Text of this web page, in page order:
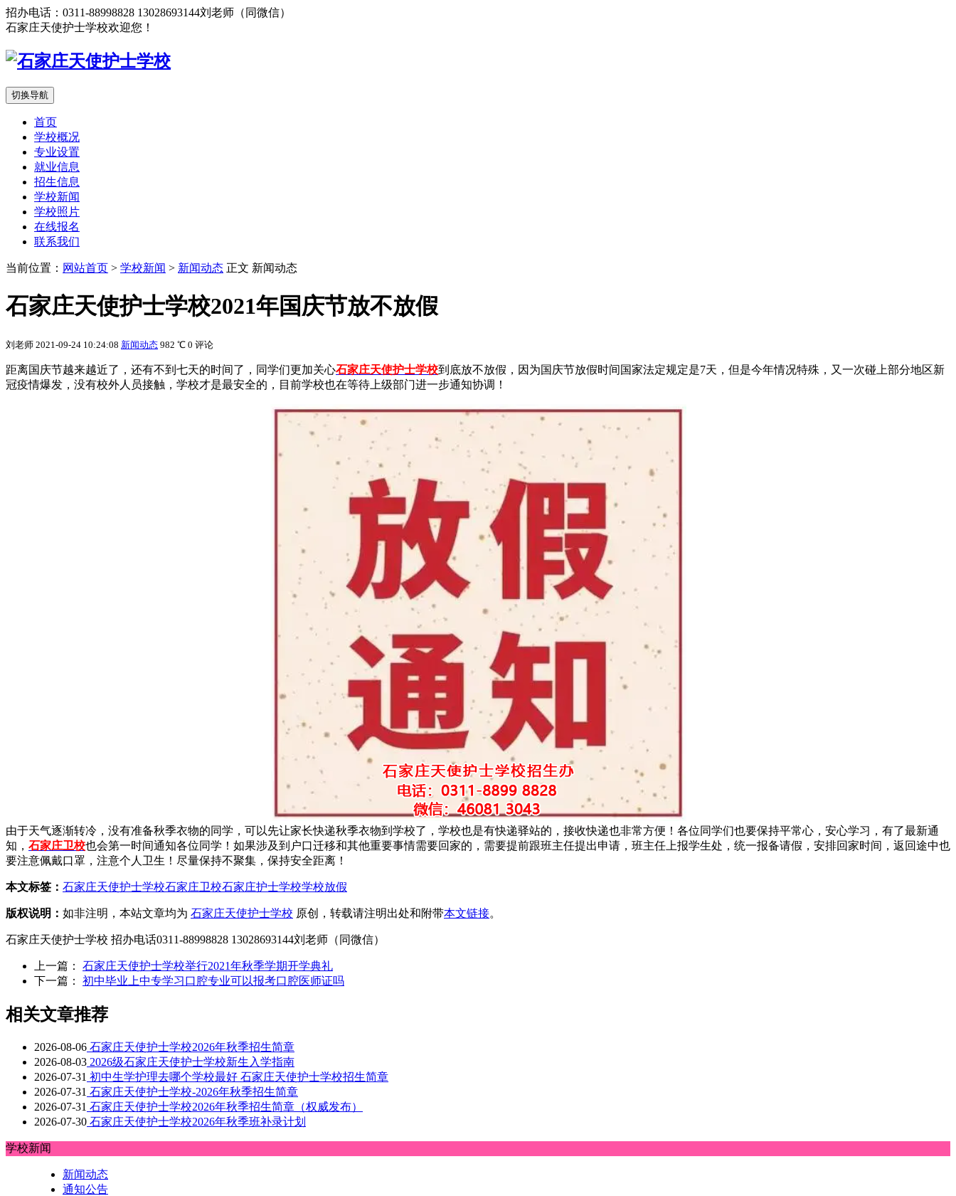
招办电话：0311-88998828 13028693144刘老师（同微信）
石家庄天使护士学校欢迎您！
切换导航
首页
学校概况
专业设置
就业信息
招生信息
学校新闻
学校照片
在线报名
联系我们
当前位置： 网站首页 > 学校新闻 > 新闻动态 正文 新闻动态
石家庄天使护士学校2021年国庆节放不放假
刘老师 2021-09-24 10:24:08 新闻动态 982 ℃ 0 评论
距离国庆节越来越近了，还有不到七天的时间了，同学们更加关心石家庄天使护士学校到底放不放假，因为国庆节放假时间国家法定规定是7天，但是今年情况特殊，又一次碰上部分地区新
冠疫情爆发，没有校外人员接触，学校才是最安全的，目前学校也在等待上级部门进一步通知协调！
由于天气逐渐转冷，没有准备秋季衣物的同学，可以先让家长快递秋季衣物到学校了，学校也是有快递驿站的，接收快递也非常方便！各位同学们也要保持平常心，安心学习，有了最新通
知， 石家庄卫校也会第一时间通知各位同学！如果涉及到户口迁移和其他重要事情需要回家的，需要提前跟班主任提出申请，班主任上报学生处，统一报备请假，安排回家时间，返回途中也
要注意佩戴口罩，注意个人卫生！尽量保持不聚集，保持安全距离！
本文标签： 石家庄天使护士学校石家庄卫校石家庄护士学校学校放假
版权说明： 如非注明，本站文章均为 石家庄天使护士学校 原创，转载请注明出处和附带本文链接。
石家庄天使护士学校 招办电话0311-88998828 13028693144刘老师（同微信）
上一篇： 石家庄天使护士学校举行2021年秋季学期开学典礼
下一篇： 初中毕业上中专学习口腔专业可以报考口腔医师证吗
相关文章推荐
2026-08-06 石家庄天使护士学校2026年秋季招生简章
2026-08-03 2026级石家庄天使护士学校新生入学指南
2026-07-31 初中生学护理去哪个学校最好 石家庄天使护士学校招生简章
2026-07-31 石家庄天使护士学校-2026年秋季招生简章
2026-07-31 石家庄天使护士学校2026年秋季招生简章（权威发布）
2026-07-30 石家庄天使护士学校2026年秋季班补录计划
学校新闻
新闻动态
通知公告